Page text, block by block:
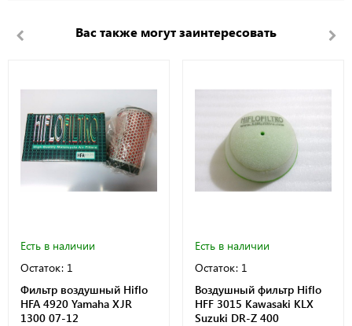
Вас также могут заинтересовать
Есть в наличии
Остаток: 1
Фильтр воздушный Hiflo
HFA 4920 Yamaha XJR
1300 07-12
Есть в наличии
Остаток: 1
Воздушный фильтр Hiflo
HFF 3015 Kawasaki KLX
Suzuki DR-Z 400